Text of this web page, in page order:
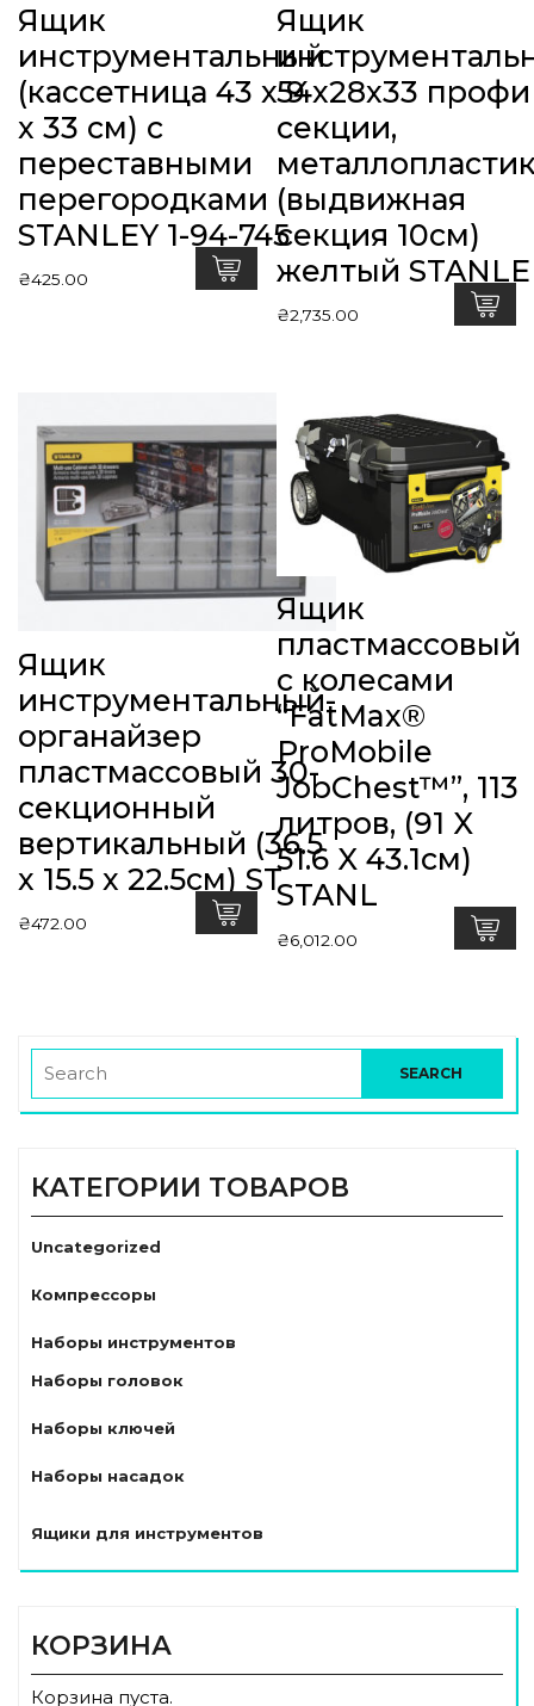
Ящик
инструментальный
(кассетница 43 x 9
x 33 см) с
переставными
перегородками
STANLEY 1-94-745
₴425.00
Ящик
54x28x33
секции,
(выдвижная
секция 10см)
желтый STANLE
₴2,735.00
Ящик
инструментальный-
органайзер
пластмассовый 30-
секционный
вертикальный (36.5
x 15.5 x 22.5см) ST
₴472.00
Ящик
пластмассовый
с колесами
“FatMax®
ProMobile
JobChest™”, 113
литров, (91 X
51.6 X 43.1см)
STANL
₴6,012.00
КАТЕГОРИИ ТОВАРОВ
Uncategorized
Компрессоры
Наборы инструментов
Наборы головок
Наборы ключей
Наборы насадок
Ящики для инструментов
КОРЗИНА
Корзина пуста.